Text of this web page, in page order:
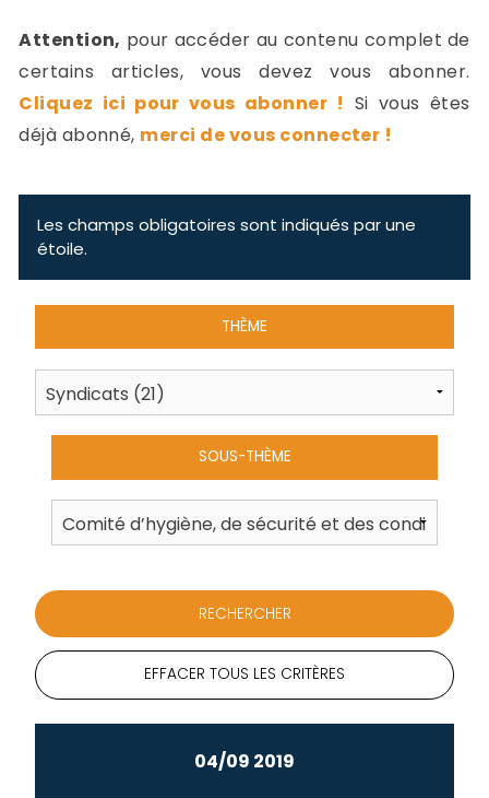
Attention, pour accéder au contenu complet de
certains articles, vous devez vous abonner.
Cliquez ici pour vous abonner ! Si vous êtes
déjà abonné, merci de vous connecter !
Les champs obligatoires sont indiqués par une
étoile.
THÈME
SOUS-THÈME
EFFACER TOUS LES CRITÈRES
04/09 2019